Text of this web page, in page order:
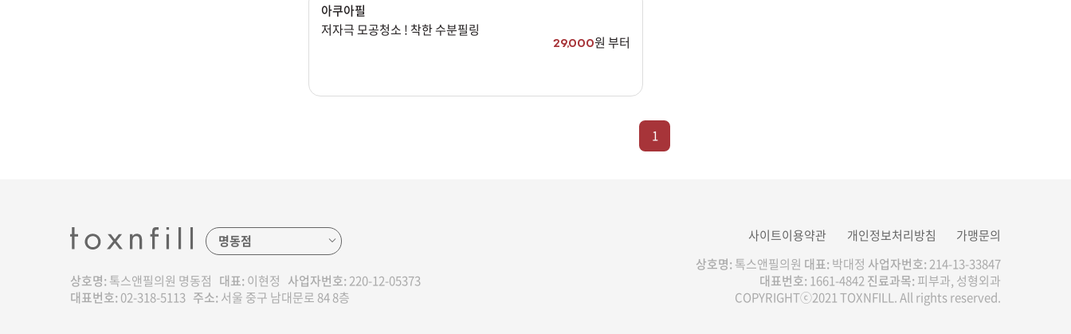
아쿠아필
저자극 모공청소 ! 착한 수분필링
29,000원 부터
1
상호명: 톡스앤필의원 명동점 대표: 이현정 사업자번호: 220-12-05373
대표번호: 02-318-5113 주소: 서울 중구 남대문로 84 8층
사이트이용약관 개인정보처리방침
가맹문의
상호명: 톡스앤필의원 대표: 박대정 사업자번호: 214-13-33847
대표번호: 1661-4842진료과목: 피부과, 성형외과
COPYRIGHTⓒ2021 TOXNFILL. All rights reserved.
장바구니 담기 예약하기